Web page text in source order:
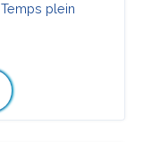
Temps plein